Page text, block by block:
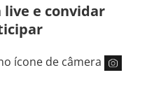
e convidar
ícone de câmera